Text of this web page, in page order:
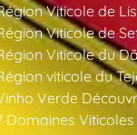
Viticole de
Viticole de
Viticole du
viticole du
Verde
Domaines